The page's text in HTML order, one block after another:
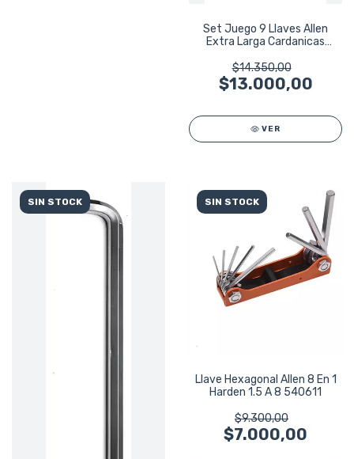
Set Juego 9 Llaves Allen
Extra Larga Cardanicas
$14.350,00
$13.000,00
VER
SIN STOCK SIN STOCK
Llave Hexagonal Allen 8 En 1
Harden 1.5 A 8 540611
$9.300,00
$7.000,00